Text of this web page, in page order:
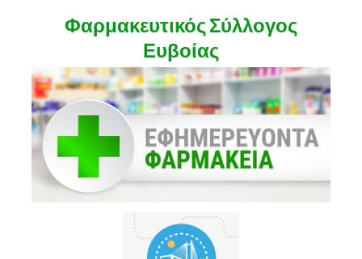
Φαρμακευτικός Σύλλογος
Ευβοίας